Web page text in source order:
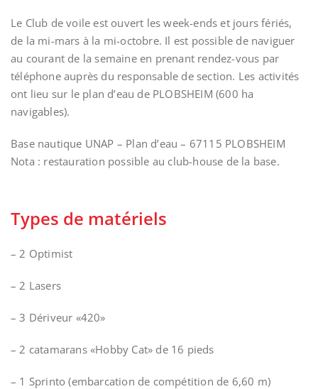
Le Club de voile est ouvert les week-ends et jours fériés,
de la mi-mars à la mi-octobre. Il est possible de naviguer
au courant de la semaine en prenant rendez-vous par
téléphone auprès du responsable de section. Les activités
ont lieu sur le plan d’eau de PLOBSHEIM (600 ha
navigables).
Base nautique UNAP – Plan d’eau – 67115 PLOBSHEIM
Nota : restauration possible au club-house de la base.
Types de matériels
– 2 Optimist
– 2 Lasers
– 3 Dériveur «420»
– 2 catamarans «Hobby Cat» de 16 pieds
– 1 Sprinto (embarcation de compétition de 6,60 m)